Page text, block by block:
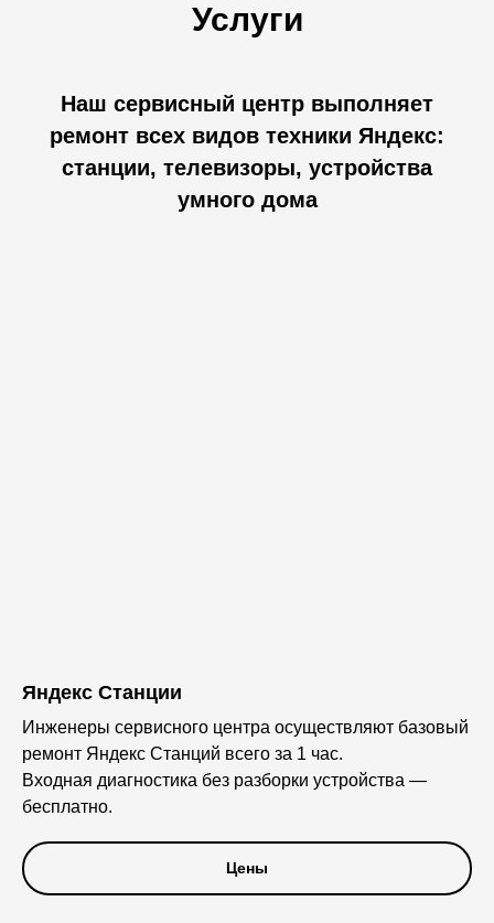
Услуги
Наш сервисный центр выполняет
ремонт всех видов техники Яндекс:
станции, телевизоры, устройства
умного дома
Яндекс Станции
Инженеры сервисного центра осуществляют базовый
ремонт Яндекс Станций всего за 1 час.
Входная диагностика без разборки устройства —
бесплатно.
Цены